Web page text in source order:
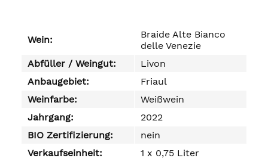
Wein:
Braide Alte Bianco
delle Venezie
Abfüller / Weingut:
Livon
Anbaugebiet:
Friaul
Weinfarbe:
Weißwein
Jahrgang:
2022
BIO Zertifizierung:
nein
Verkaufseinheit:
1 x 0,75 Liter